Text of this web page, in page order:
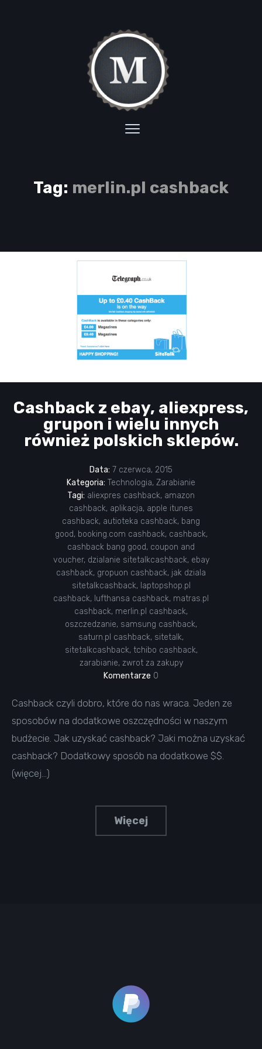
Tag: merlin.pl cashback
Cashback z ebay, aliexpress,
grupon i wielu innych
również polskich sklepów.
Data: 7 czerwca, 2015
Kategoria: Technologia, Zarabianie
Tagi: aliexpres cashback, amazon
cashback, aplikacja, apple itunes
cashback, autioteka cashback, bang
good, booking.com cashback, cashback,
cashback bang good, coupon and
voucher, dzialanie sitetalkcashback, ebay
cashback, gropuon cashback, jak dziala
sitetalkcashback, laptopshop.pl
cashback, lufthansa cashback, matras.pl
cashback, merlin.pl cashback,
oszczedzanie, samsung cashback,
saturn.pl cashback, sitetalk,
sitetalkcashback, tchibo cashback,
zarabianie, zwrot za zakupy
Komentarze 0
Cashback czyli dobro, które do nas wraca. Jeden ze
sposobów na dodatkowe oszczędności w naszym
budżecie. Jak uzyskać cashback? Jaki można uzyskać
cashback? Dodatkowy sposób na dodatkowe $$.
(więcej…)
Więcej